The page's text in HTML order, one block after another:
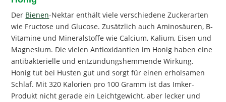
Der Bienen-Nektar enthält viele verschiedene Zuckerarten
wie Fructose und Glucose. Zusätzlich auch Aminosäuren, B-
Vitamine und Mineralstoffe wie Calcium, Kalium, Eisen und
Magnesium. Die vielen Antioxidantien im Honig haben eine
antibakterielle und entzündungshemmende Wirkung.
Honig tut bei Husten gut und sorgt für einen erholsamen
Schlaf. Mit 320 Kalorien pro 100 Gramm ist das Imker-
Produkt nicht gerade ein Leichtgewicht, aber lecker und